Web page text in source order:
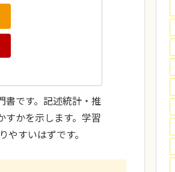
書です。記述統計・推
かを示します。学習
すいはずです。